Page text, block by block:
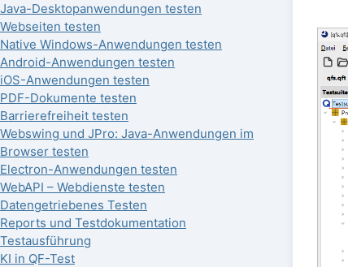
Java-Desktopanwendungen testen
Webseiten testen
Native Windows-Anwendungen testen
Android-Anwendungen testen
iOS-Anwendungen testen
PDF-Dokumente testen
Barrierefreiheit testen
Webswing und JPro: Java-Anwendungen im
Browser testen
Electron-Anwendungen testen
WebAPI – Webdienste testen
Datengetriebenes Testen
Reports und Testdokumentation
Testausführung
KI in QF-Test